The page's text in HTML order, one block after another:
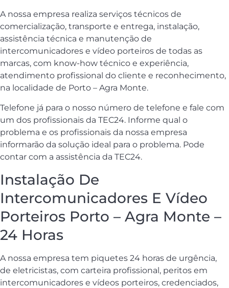
A nossa empresa realiza serviços técnicos de
comercialização, transporte e entrega, instalação,
assistência técnica e manutenção de
intercomunicadores e vídeo porteiros de todas as
marcas, com know-how técnico e experiência,
atendimento profissional do cliente e reconhecimento,
na localidade de Porto – Agra Monte.
Telefone já para o nosso número de telefone e fale com
um dos profissionais da TEC24. Informe qual o
problema e os profissionais da nossa empresa
informarão da solução ideal para o problema. Pode
contar com a assistência da TEC24.
Instalação De
Intercomunicadores E Vídeo
Porteiros Porto – Agra Monte –
24 Horas
A nossa empresa tem piquetes 24 horas de urgência,
de eletricistas, com carteira profissional, peritos em
intercomunicadores e vídeos porteiros, credenciados,